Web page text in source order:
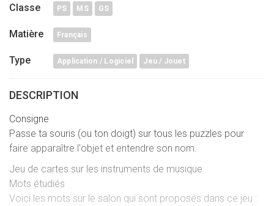
Classe PS MS GS
Matière Français
Type Application / Logiciel Jeu / Jouet
DESCRIPTION
Consigne
Passe ta souris (ou ton doigt) sur tous les puzzles pour
faire apparaître l'objet et entendre son nom.
Jeu de cartes sur les instruments de musique
Mots étudiés
Voici les mots sur le salon qui sont proposés dans ce jeu :